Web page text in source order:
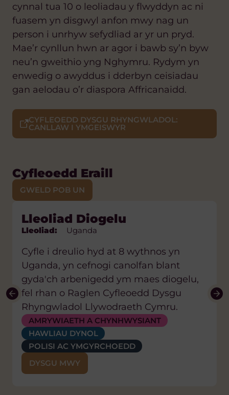
cynnal tua 10 o leoliadau y flwyddyn ac ni
fuasem yn disgwyl anfon mwy nag un
person i unrhyw sefydliad ar yr un pryd.
Mae’r cynllun hwn ar agor i bawb sy’n byw
neu’n gweithio yng Nghymru. Rydym yn
enwedig o awyddus i dderbyn ceisiadau
gan aelodau o’r diaspora Affricanaidd.
CYFLEOEDD DYSGU RHYNGWLADOL:
CANLLAW I YMGEISWYR
Cyfleoedd Eraill
GWELD POB UN
Lleoliad Hyfforddwr
Lleoliad: Uganda
NEWID HINSAWDD A'R AMGYLCHEDD
ADDYSG A SGILIAU
POLISI AC YMGYRCHOEDD
Lleoliad Diogelu
Lleoliad: Uganda
Cyfle i dreulio hyd at 8 wythnos yn
Uganda, yn cefnogi canolfan blant
gyda'ch arbenigedd ym maes diogelu,
fel rhan o Raglen Cyfleoedd Dysgu
Rhyngwladol Llywodraeth Cymru.
AMRYWIAETH A CHYNHWYSIANT
HAWLIAU DYNOL
POLISI AC YMGYRCHOEDD
DYSGU MWY
Lleoliad Cwnselydd
Lleoliad: Lesotho
AMRYWIAETH A CHYNHWYSIANT
ADDYSG A SGILIAU
IECHYD
Lleoliad Iechyd y Cyhoedd
Lleoliad: Uganda
IECHYD
DŴR, GLANWEITHDRA A HYLENDID
Lleoliad Iaith Arwyddion
Lleoliad: Lesotho
AMRYWIAETH A CHYNHWYSIANT